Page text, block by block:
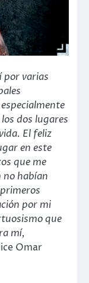
por varias
dos lugares
El feliz
en este
que me
no habían
por mi
que
mí,
Omar